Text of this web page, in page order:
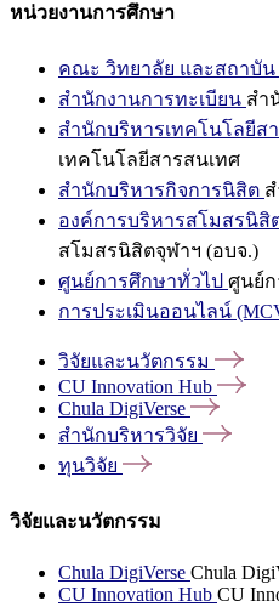
หน่วยงานการศึกษา
คณะ วิทยาลัย และสถาบัน
สำนักงานการทะเบียน สำ
สำนักบริหารเทคโนโลยีส
เทคโนโลยีสารสนเทศ
สำนักบริหารกิจการนิสิต
องค์การบริหารสโมสรนิสิ
สโมสรนิสิตจุฬาฯ (อบจ.)
ศูนย์การศึกษาทั่วไป ศูนย์ก
การประเมินออนไลน์
วิจัยและนวัตกรรม
CU Innovation Hub
Chula DigiVerse
สำนักบริหารวิจัย
ทุนวิจัย
วิจัยและนวัตกรรม
Chula DigiVerse Chula
CU Innovation Hub CU